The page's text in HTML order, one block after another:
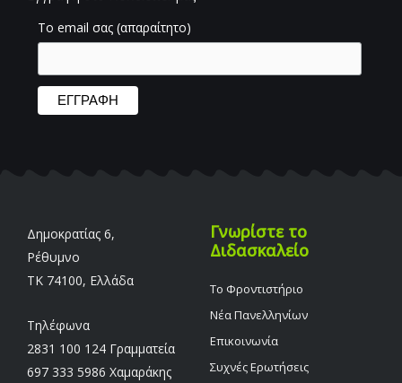
Το email σας (απαραίτητο)
Δημοκρατίας 6,
Ρέθυμνο
TK 74100, Ελλάδα
Τηλέφωνα
2831 100 124 Γραμματεία
697 333 5986 Χαμαράκης
Γνωρίστε το
Διδασκαλείο
Το Φροντιστήριο
Νέα Πανελληνίων
Επικοινωνία
Συχνές Ερωτήσεις